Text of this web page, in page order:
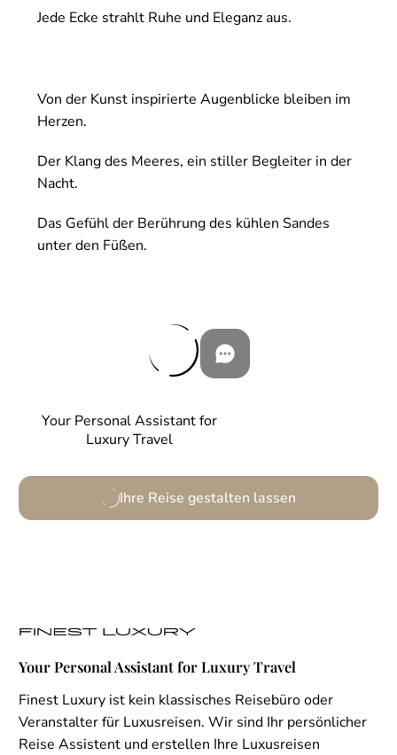
Your Personal Assistant for
Luxury Travel
Ihre Reise gestalten lassen
Jede Ecke strahlt Ruhe und Eleganz aus.
Von der Kunst inspirierte Augenblicke bleiben im
Herzen.
Der Klang des Meeres, ein stiller Begleiter in der
Nacht.
Das Gefühl der Berührung des kühlen Sandes
unter den Füßen.
Your Personal Assistant for Luxury Travel
Finest Luxury ist kein klassisches Reisebüro oder
Veranstalter für Luxusreisen. Wir sind Ihr persönlicher
Reise Assistent und erstellen Ihre Luxusreisen